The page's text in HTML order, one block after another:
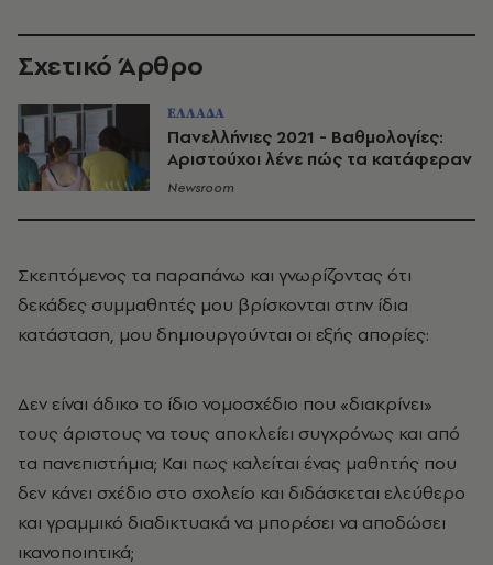
Σχετικό Άρθρο
ΕΛΛΑΔΑ
Πανελλήνιες 2021 - Βαθμολογίες:
Αριστούχοι λένε πώς τα κατάφεραν
Newsroom
Σκεπτόμενος τα παραπάνω και γνωρίζοντας ότι
δεκάδες συμμαθητές μου βρίσκονται στην ίδια
κατάσταση, μου δημιουργούνται οι εξής απορίες:
Δεν είναι άδικο το ίδιο νομοσχέδιο που «διακρίνει»
τους άριστους να τους αποκλείει συγχρόνως και από
τα πανεπιστήμια; Και πως καλείται ένας μαθητής που
δεν κάνει σχέδιο στο σχολείο και διδάσκεται ελεύθερο
και γραμμικό διαδικτυακά να μπορέσει να αποδώσει
ικανοποιητικά;